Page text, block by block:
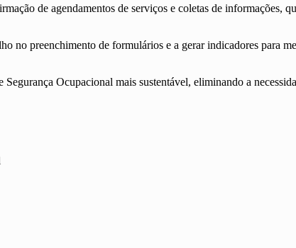
de agendamentos de serviços e coletas de informações,
no preenchimento de formulários e a gerar indicadores para
Ocupacional mais sustentável, eliminando a